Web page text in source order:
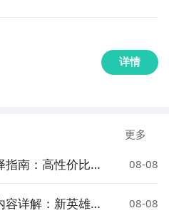
详情
更多
南：高性价比与
08-08
详解：新英雄、
08-08